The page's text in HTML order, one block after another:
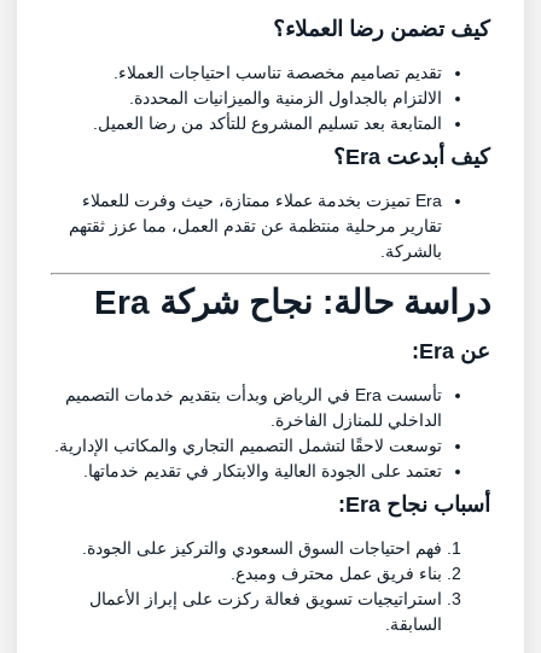
كيف تضمن رضا العملاء؟
تقديم تصاميم مخصصة تناسب احتياجات العملاء.
الالتزام بالجداول الزمنية والميزانيات المحددة.
المتابعة بعد تسليم المشروع للتأكد من رضا العميل.
كيف أبدعت Era؟
Era تميزت بخدمة عملاء ممتازة، حيث وفرت للعملاء
تقارير مرحلية منتظمة عن تقدم العمل، مما عزز ثقتهم
بالشركة.
دراسة حالة: نجاح شركة Era
عن Era:
تأسست Era في الرياض وبدأت بتقديم خدمات التصميم
الداخلي للمنازل الفاخرة.
توسعت لاحقًا لتشمل التصميم التجاري والمكاتب الإدارية.
تعتمد على الجودة العالية والابتكار في تقديم خدماتها.
أسباب نجاح Era:
فهم احتياجات السوق السعودي والتركيز على الجودة.
بناء فريق عمل محترف ومبدع.
استراتيجيات تسويق فعالة ركزت على إبراز الأعمال
السابقة.